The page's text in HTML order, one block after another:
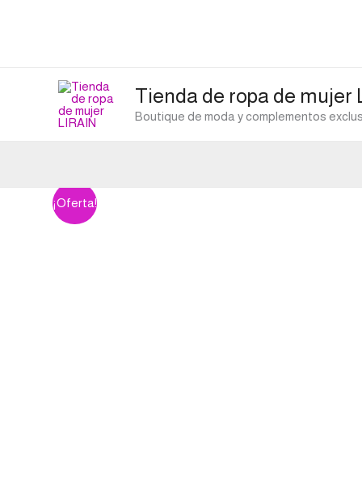
Tienda de ropa de mujer
Boutique de moda y complementos
¡Oferta!